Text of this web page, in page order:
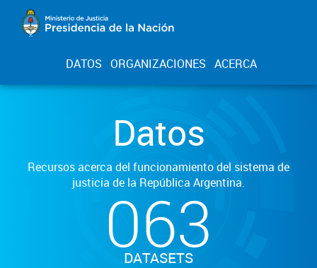
DATOS ORGANIZACIONES ACERCA
Datos
Recursos acerca del funcionamiento del sistema de
justicia de la República Argentina.
063
DATASETS